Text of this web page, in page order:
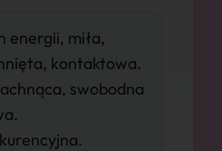
energii, miła,
kontaktowa.
swobodna